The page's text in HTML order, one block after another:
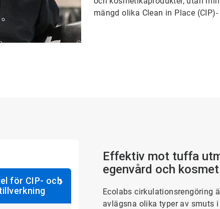
mängd olika Clean in Place
för CIP- och
Effektiv mot tuffa
egenvård och
Ecolabs cirkulationsrengöring
avlägsna olika typer av smuts i